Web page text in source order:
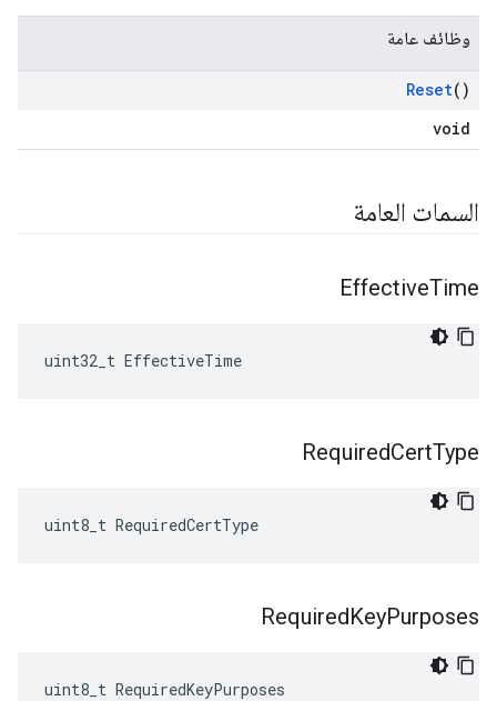
وظائف عامة
Reset()
void
السمات العامة
EffectiveTime
uint32_t EffectiveTime
RequiredCertType
uint8_t RequiredCertType
RequiredKeyPurposes
uint8_t RequiredKeyPurposes